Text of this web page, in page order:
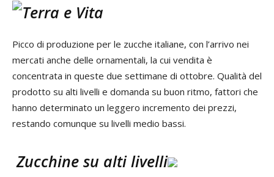
Picco di produzione per le zucche italiane, con l’arrivo nei
mercati anche delle ornamentali, la cui vendita è
concentrata in queste due settimane di ottobre. Qualità del
prodotto su alti livelli e domanda su buon ritmo, fattori che
hanno determinato un leggero incremento dei prezzi,
restando comunque su livelli medio bassi.
Zucchine su alti livelli